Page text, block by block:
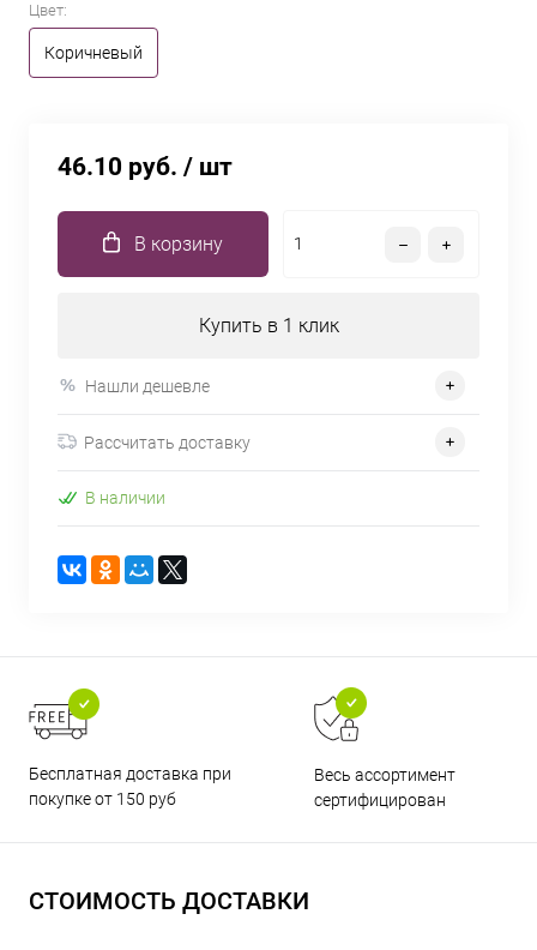
Цвет:
Коричневый
46.10 руб. / шт
В корзину
Купить в 1 клик
Нашли дешевле
Рассчитать доставку
В наличии
Бесплатная доставка при
покупке от 150 руб
Весь ассортимент
сертифицирован
СТОИМОСТЬ ДОСТАВКИ